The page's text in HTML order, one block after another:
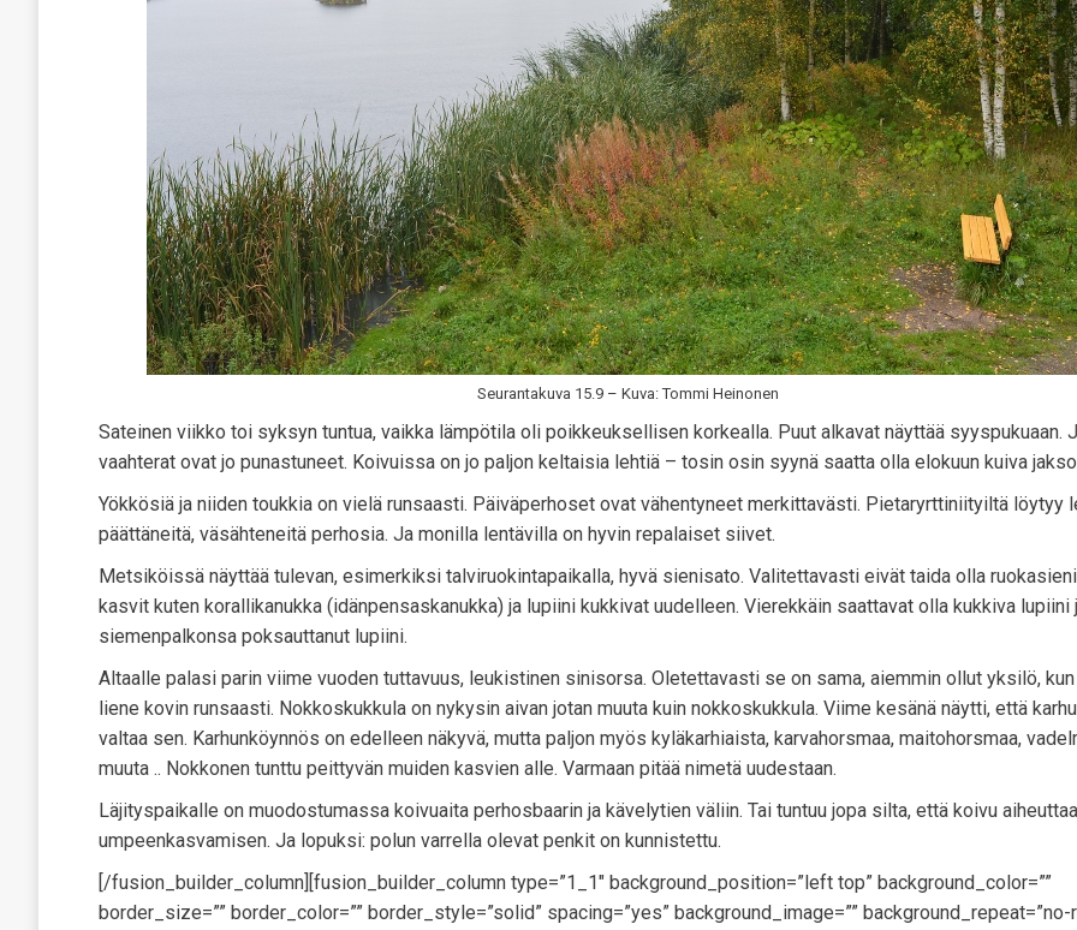
Seurantakuva 15.9 – Kuva: Tommi Heinonen
Sateinen viikko toi syksyn tuntua, vaikka lämpötila oli poikkeuksellisen korkealla. Puut alkavat näyttää syyspukuaan.
vaahterat ovat jo punastuneet. Koivuissa on jo paljon keltaisia lehtiä – tosin osin syynä saatta olla elokuun kuiva
Yökkösiä ja niiden toukkia on vielä runsaasti. Päiväperhoset ovat vähentyneet merkittavästi. Pietaryrttiniityiltä löytyy
päättäneitä, väsähteneitä perhosia. Ja monilla lentävilla on hyvin repalaiset siivet.
Metsiköissä näyttää tulevan, esimerkiksi talviruokintapaikalla, hyvä sienisato. Valitettavasti eivät taida olla
kasvit kuten korallikanukka (idänpensaskanukka) ja lupiini kukkivat uudelleen. Vierekkäin saattavat olla kukkiva lupiini
siemenpalkonsa poksauttanut lupiini.
Altaalle palasi parin viime vuoden tuttavuus, leukistinen sinisorsa. Oletettavasti se on sama, aiemmin ollut yksilö,
liene kovin runsaasti. Nokkoskukkula on nykysin aivan jotan muuta kuin nokkoskukkula. Viime kesänä näytti, että
valtaa sen. Karhunköynnös on edelleen näkyvä, mutta paljon myös kyläkarhiaista, karvahorsmaa, maitohorsmaa,
muuta .. Nokkonen tunttu peittyvän muiden kasvien alle. Varmaan pitää nimetä uudestaan.
Läjityspaikalle on muodostumassa koivuaita perhosbaarin ja kävelytien väliin. Tai tuntuu jopa silta, että koivu
umpeenkasvamisen. Ja lopuksi: polun varrella olevat penkit on kunnistettu.
[/fusion_builder_column][fusion_builder_column type=”1_1″ background_position=”left top” background_color=””
border_size=”” border_color=”” border_style=”solid” spacing=”yes” background_image=”” background_repeat=”no-